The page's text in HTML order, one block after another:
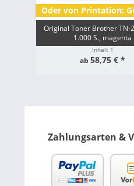
Oder von Printation:
Original Toner Brother TN-
1.000 S., magenta
Inhalt 1
ab 58,75 € *
Zahlungsarten &